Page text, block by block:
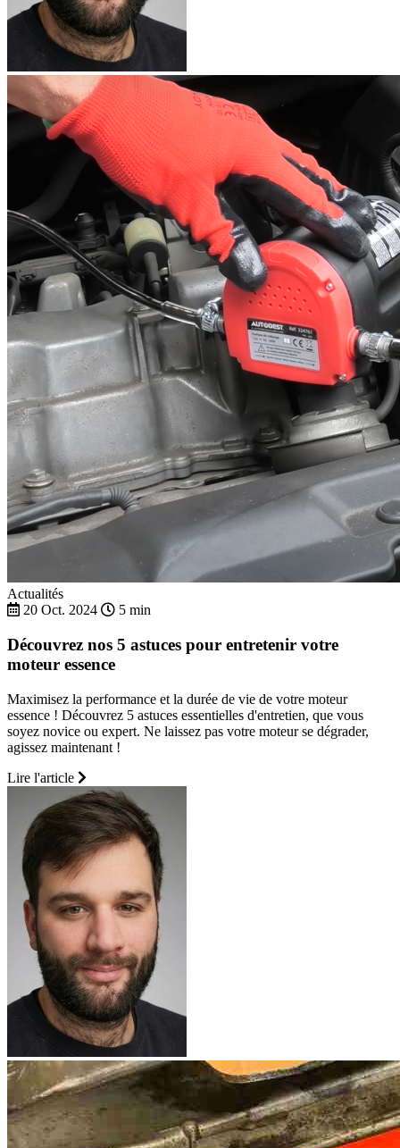
Actualités
20 Oct. 2024
5 min
Découvrez nos 5 astuces pour entretenir votre
moteur essence
Maximisez la performance et la durée de vie de votre moteur
essence ! Découvrez 5 astuces essentielles d'entretien, que vous
soyez novice ou expert. Ne laissez pas votre moteur se dégrader,
agissez maintenant !
Lire l'article